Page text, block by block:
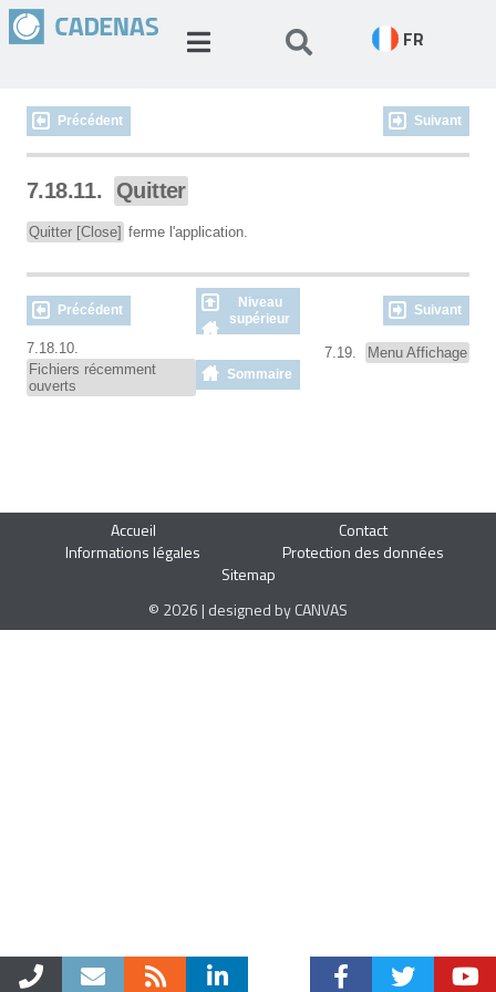
FR
Précédent Suivant
7.18.11. Quitter
Quitter [Close] ferme l'application.
Précédent
Niveau
supérieur
Suivant
7.18.10.
Fichiers récemment
ouverts
Sommaire
7.19. Menu Affichage
Accueil
Contact
Informations légales
Protection des données
Sitemap
© 2026 | designed by CANVAS